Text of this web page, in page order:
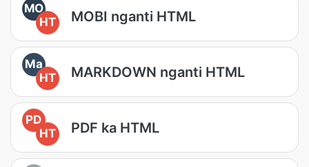
MO
HT
MOBI nganti HTML
Ma
HT
MARKDOWN nganti HTML
PD
HT
PDF ka HTML